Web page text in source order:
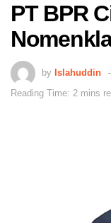
PT BPR
by Islahuddin
Reading Time: 2 mins